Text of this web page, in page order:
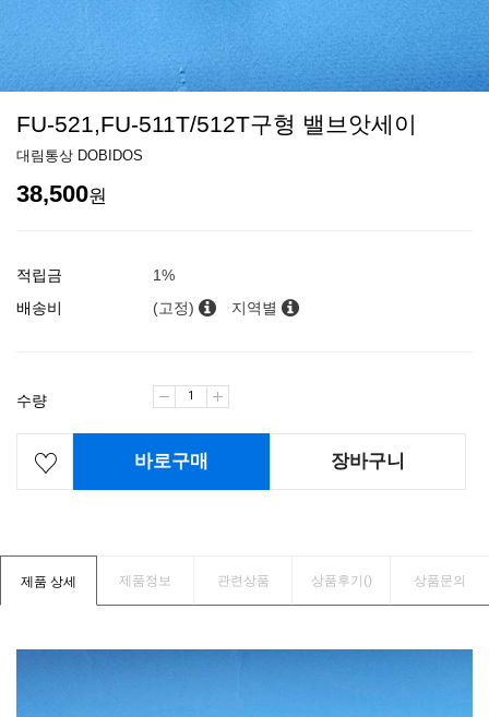
FU-521,FU-511T/512T구형 밸브앗세이
대림통상 DOBIDOS
38,500원
적립금
1%
배송비
(고정) 지역별
수량
바로구매 장바구니
제품 상세 제품정보 관련상품 상품후기() 상품문의